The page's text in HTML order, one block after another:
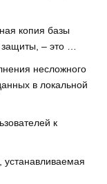
копия базы
– это …
несложного
в локальной
к